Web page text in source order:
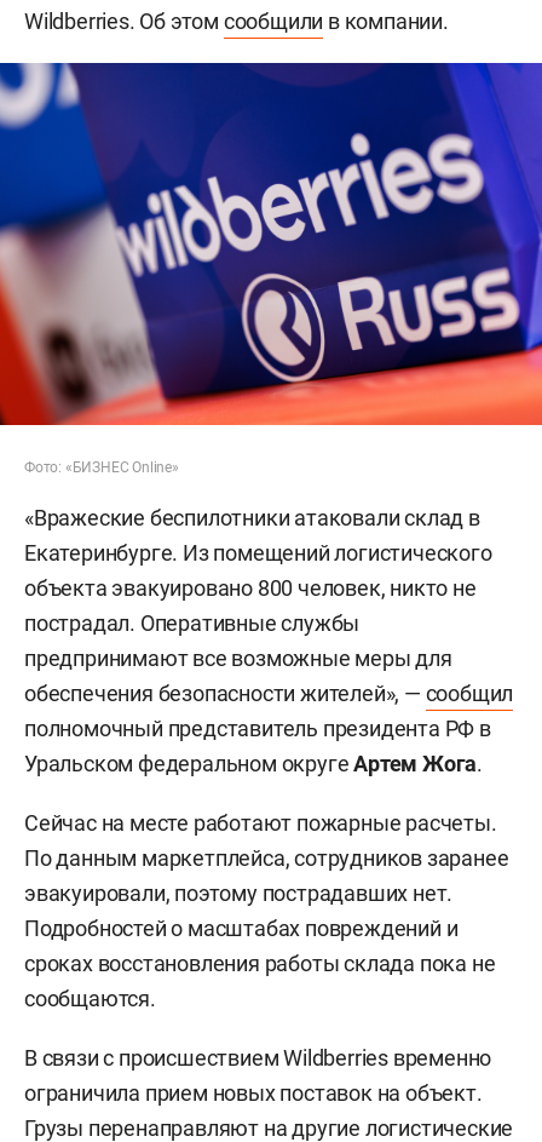
Wildberries. Об этом сообщили в компании.
Фото: «БИЗНЕС Online»
«Вражеские беспилотники атаковали склад в
Екатеринбурге. Из помещений логистического
объекта эвакуировано 800 человек, никто не
пострадал. Оперативные службы
предпринимают все возможные меры для
обеспечения безопасности жителей», — сообщил
полномочный представитель президента РФ в
Уральском федеральном округеАртем Жога.
Сейчас на месте работают пожарные расчеты.
По данным маркетплейса, сотрудников заранее
эвакуировали, поэтому пострадавших нет.
Подробностей о масштабах повреждений и
сроках восстановления работы склада пока не
сообщаются.
В связи с происшествием Wildberries временно
ограничила прием новых поставок на объект.
Грузы перенаправляют на другие логистические